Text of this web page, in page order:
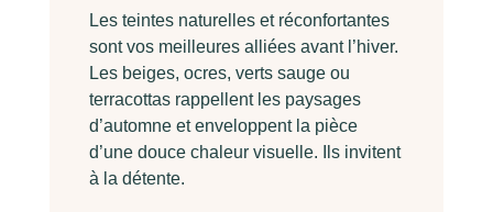
Les teintes naturelles et réconfortantes
sont vos meilleures alliées avant l’hiver.
Les beiges, ocres, verts sauge ou
terracottas rappellent les paysages
d’automne et enveloppent la pièce
d’une douce chaleur visuelle. Ils invitent
à la détente.